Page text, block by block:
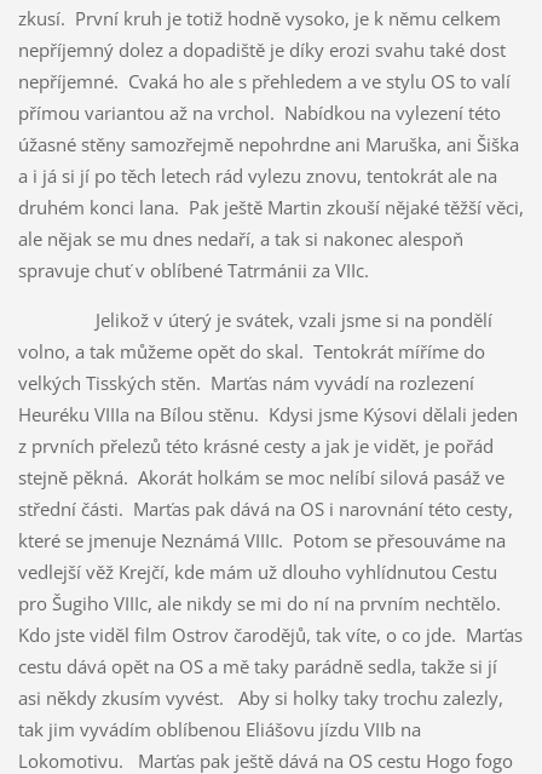
zkusí. První kruh je totiž hodně vysoko, je k němu celkem
nepříjemný dolez a dopadiště je díky erozi svahu také dost
nepříjemné. Cvaká ho ale s přehledem a ve stylu OS to valí
přímou variantou až na vrchol. Nabídkou na vylezení této
úžasné stěny samozřejmě nepohrdne ani Maruška, ani Šiška
a i já si jí po těch letech rád vylezu znovu, tentokrát ale na
druhém konci lana. Pak ještě Martin zkouší nějaké těžší věci,
ale nějak se mu dnes nedaří, a tak si nakonec alespoň
spravuje chuť v oblíbené Tatrmánii za VIIc.
Jelikož v úterý je svátek, vzali jsme si na pondělí
volno, a tak můžeme opět do skal. Tentokrát míříme do
velkých Tisských stěn. Marťas nám vyvádí na rozlezení
Heuréku VIIIa na Bílou stěnu. Kdysi jsme Kýsovi dělali jeden
z prvních přelezů této krásné cesty a jak je vidět, je pořád
stejně pěkná. Akorát holkám se moc nelíbí silová pasáž ve
střední části. Marťas pak dává na OS i narovnání této cesty,
které se jmenuje Neznámá VIIIc. Potom se přesouváme na
vedlejší věž Krejčí, kde mám už dlouho vyhlídnutou Cestu
pro Šugiho VIIIc, ale nikdy se mi do ní na prvním nechtělo.
Kdo jste viděl film Ostrov čarodějů, tak víte, o co jde. Marťas
cestu dává opět na OS a mě taky parádně sedla, takže si jí
asi někdy zkusím vyvést. Aby si holky taky trochu zalezly,
tak jim vyvádím oblíbenou Eliášovu jízdu VIIb na
Lokomotivu. Marťas pak ještě dává na OS cestu Hogo fogo